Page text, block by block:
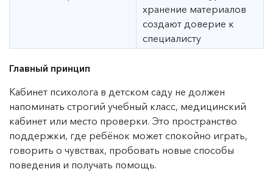
хранение материалов
создают доверие к
специалисту
Главный принцип
Кабинет психолога в детском саду не должен
напоминать строгий учебный класс, медицинский
кабинет или место проверки. Это пространство
поддержки, где ребёнок может спокойно играть,
говорить о чувствах, пробовать новые способы
поведения и получать помощь.